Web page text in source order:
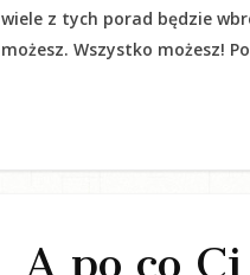
wiele z tych porad będzie
możesz. Wszystko możesz!
A po co